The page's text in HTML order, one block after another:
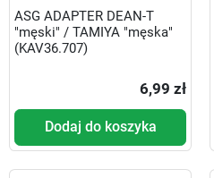
ASG ADAPTER DEAN-T
"męski" / TAMIYA "męska"
(KAV36.707)
6,99 zł
Dodaj do koszyka